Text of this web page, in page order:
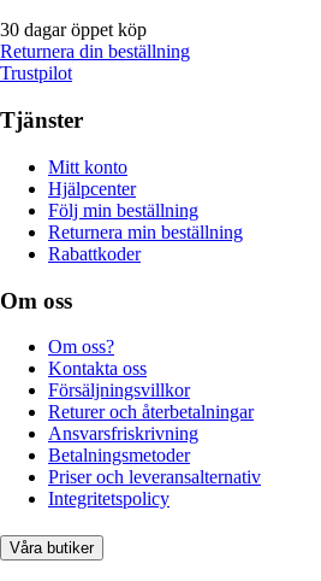
30 dagar öppet köp
Returnera din beställning
Trustpilot
Tjänster
Mitt konto
Hjälpcenter
Följ min beställning
Returnera min beställning
Rabattkoder
Om oss
Om oss?
Kontakta oss
Försäljningsvillkor
Returer och återbetalningar
Ansvarsfriskrivning
Betalningsmetoder
Priser och leveransalternativ
Integritetspolicy
Våra butiker